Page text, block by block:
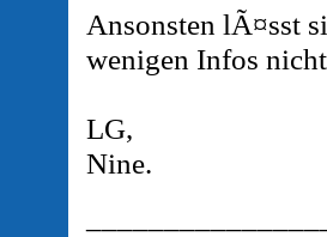
Ansonsten lÃ¤sst
wenigen Infos
LG,
Nine.